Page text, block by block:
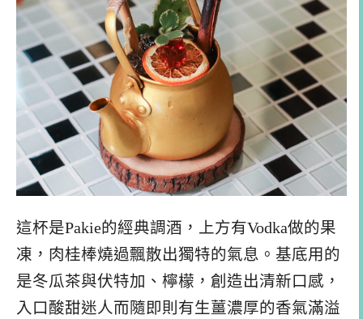
這杯是Pakie的經典調酒，上方有Vodka做的果
凍，肉桂棒燒過飄散出獨特的氣息。基底用的
是冬瓜茶與伏特加、檸檬，創造出清新口感，
入口酸甜迷人而隨即則有生薑濃厚的香氣滿溢